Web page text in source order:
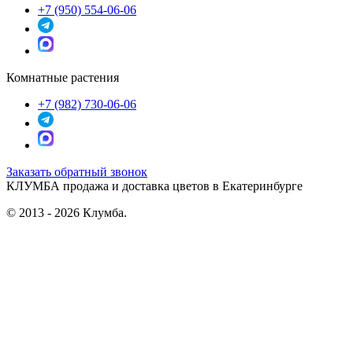
+7 (950) 554-06-06
Комнатные растения
+7 (982) 730-06-06
Заказать обратный звонок
КЛУМБА продажа и доставка цветов в Екатеринбурге
© 2013 - 2026 Клумба.